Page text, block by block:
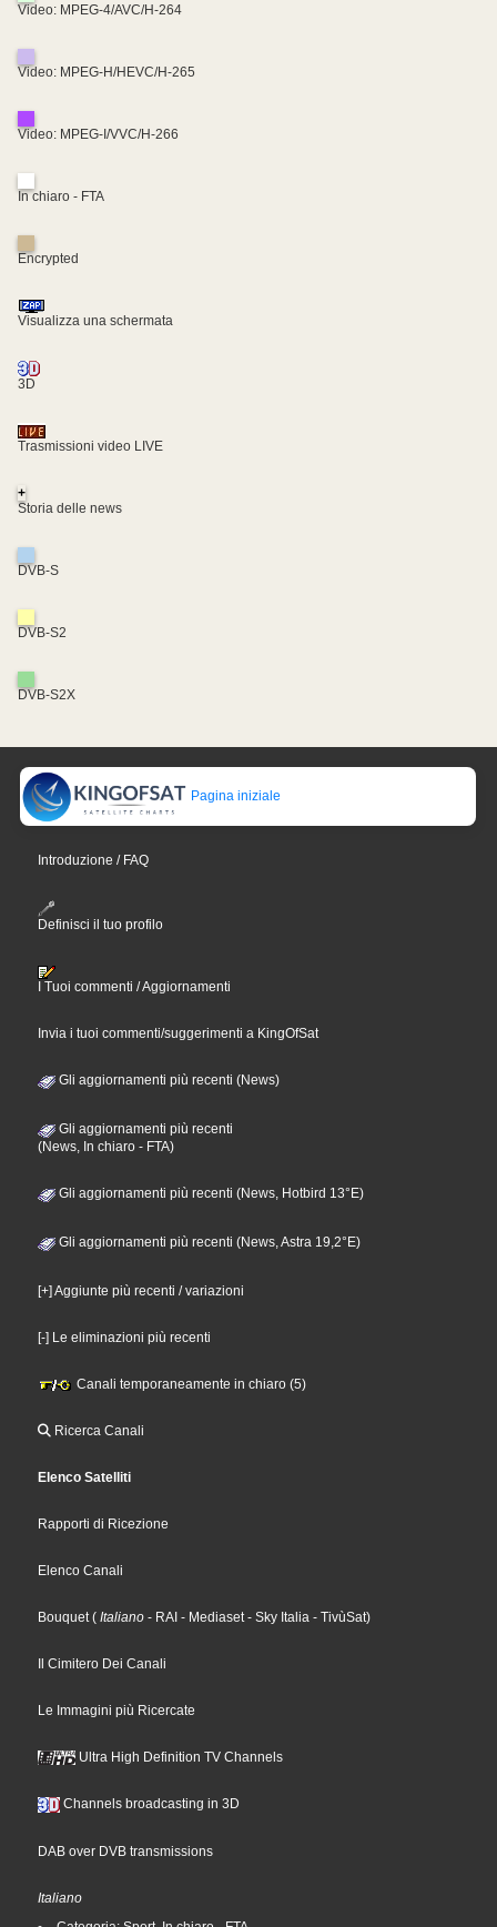
Video: MPEG-4/AVC/H-264
Video: MPEG-H/HEVC/H-265
Video: MPEG-I/VVC/H-266
In chiaro - FTA
Encrypted
Visualizza una schermata
3D
Trasmissioni video LIVE
+
Storia delle news
DVB-S
DVB-S2
DVB-S2X
Pagina iniziale
Introduzione / FAQ
Definisci il tuo profilo
I Tuoi commenti / Aggiornamenti
Invia i tuoi commenti/suggerimenti a KingOfSat
Gli aggiornamenti più recenti (News)
Gli aggiornamenti più recenti
(News, In chiaro - FTA)
Gli aggiornamenti più recenti (News, Hotbird 13°E)
Gli aggiornamenti più recenti (News, Astra 19,2°E)
[+] Aggiunte più recenti / variazioni
[-] Le eliminazioni più recenti
Canali temporaneamente in chiaro (5)
Ricerca Canali
Elenco Satelliti
Rapporti di Ricezione
Elenco Canali
Bouquet ( Italiano - RAI - Mediaset - Sky Italia - TivùSat)
Il Cimitero Dei Canali
Le Immagini più Ricercate
Ultra High Definition TV Channels
Channels broadcasting in 3D
DAB over DVB transmissions
Italiano